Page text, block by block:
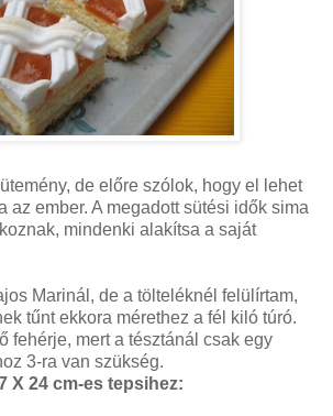
de előre szólok, hogy el lehet
az ember. A megadott sütési idők sima
mindenki alakítsa a saját
Marinál, de a tölteléknél felülírtam,
tűnt ekkora mérethez a fél kiló túró.
fehérje, mert a tésztánál csak egy
3-ra van szükség.
X 24 cm-es tepsihez: